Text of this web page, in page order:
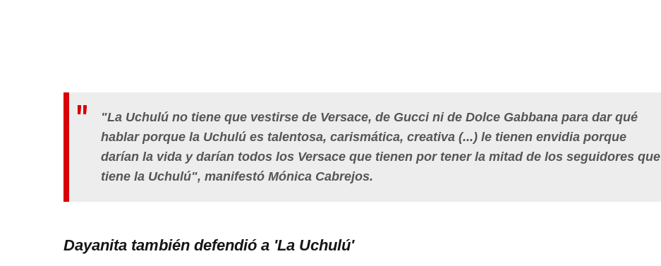
"La Uchulú no tiene que vestirse de Versace, de Gucci ni de Dolce Gabbana para dar qué
hablar porque la Uchulú es talentosa, carismática, creativa (...) le tienen envidia porque
darían la vida y darían todos los Versace que tienen por tener la mitad de los seguidores que
tiene la Uchulú", manifestó Mónica Cabrejos.
Dayanita también defendió a 'La Uchulú'